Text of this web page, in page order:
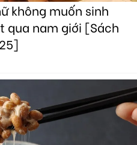
không muốn sinh
qua nam giới [Sách